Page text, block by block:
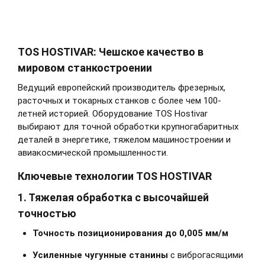
TOS HOSTIVAR: Чешское качество в
мировом станкостроении
Ведущий европейский производитель фрезерных,
расточных и токарных станков с более чем 100-
летней историей. Оборудование TOS Hostivar
выбирают для точной обработки крупногабаритных
деталей в энергетике, тяжелом машиностроении и
авиакосмической промышленности.
Ключевые технологии TOS HOSTIVAR
1. Тяжелая обработка с высочайшей
точностью
Точность позиционирования до 0,005 мм/м
Усиленные чугунные станины с виброгасящими